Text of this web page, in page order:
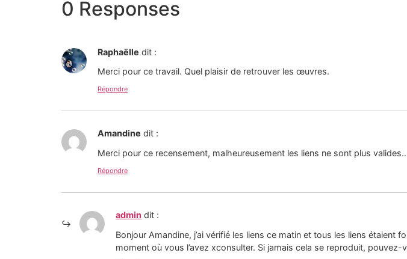
0 Responses
Raphaëlle dit :
Merci pour ce travail. Quel plaisir de retrouver les œuvres.
Répondre
Amandine dit :
Merci pour ce recensement, malheureusement les liens ne sont plus
Répondre
admin dit :
Bonjour Amandine, j’ai vérifié les liens ce matin et tous les liens
moment où vous l’avez xconsulter. Si jamais cela se reproduit, pouvez-